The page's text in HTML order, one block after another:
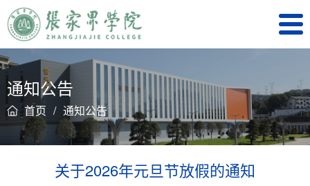
通知公告
首页 / 通知公告
关于2026年元旦节放假的通知